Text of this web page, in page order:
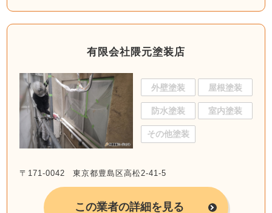
有限会社隈元塗装店
外壁塗装 屋根塗装
防水塗装 室内塗装
その他塗装
〒171-0042 東京都豊島区高松2-41-5
この業者の詳細を見る